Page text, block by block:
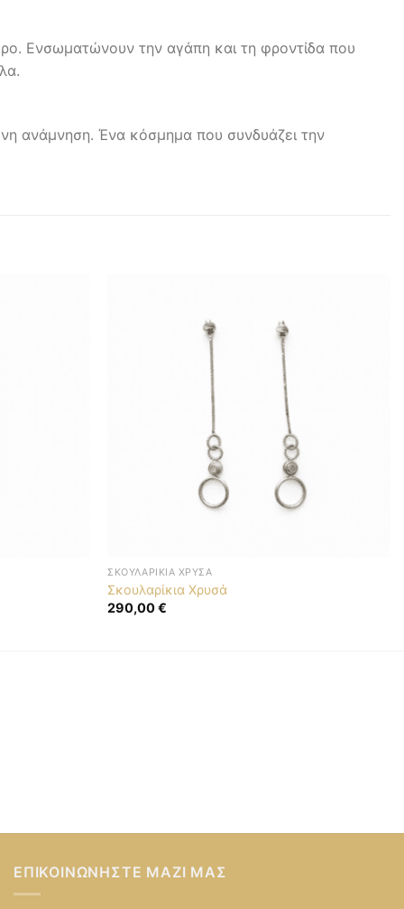
Ενσωματώνουν την αγάπη και τη φροντίδα που
ανάμνηση. Ένα κόσμημα που συνδυάζει την
ΣΚΟΥΛΑΡΊΚΙΑ ΧΡΥΣΆ
Σκουλαρίκια Χρυσά
290,00€
ΕΠΙΚΟΙΝΩΝΉΣΤΕ ΜΑΖΊ ΜΑΣ